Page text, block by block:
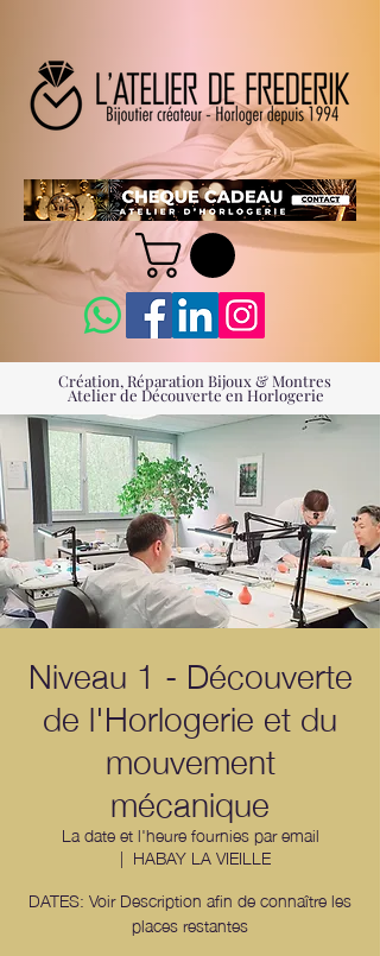
Création, Réparation Bijoux & Montres
Atelier de Découverte en Horlogerie
Niveau 1 - Découverte
de l'Horlogerie et du
mouvement
mécanique
La date et l'heure fournies par email
  |
HABAY LA VIEILLE
DATES: Voir Description afin de connaître les
places restantes